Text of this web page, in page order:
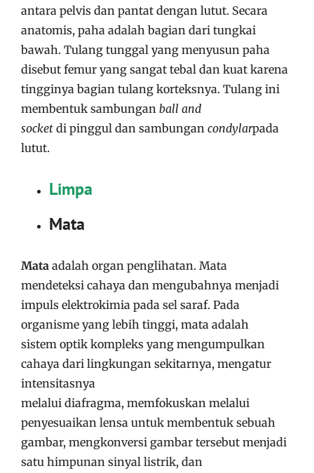
antara pelvis dan pantat dengan lutut. Secara
anatomis, paha adalah bagian dari tungkai
bawah. Tulang tunggal yang menyusun paha
disebut femur yang sangat tebal dan kuat karena
tingginya bagian tulang korteksnya. Tulang ini
membentuk sambungan ball and
socket di pinggul dan sambungan condylarpada
lutut.
Limpa
Mata
Mata adalah organ penglihatan. Mata
mendeteksi cahaya dan mengubahnya menjadi
impuls elektrokimia pada sel saraf. Pada
organisme yang lebih tinggi, mata adalah
sistem optik kompleks yang mengumpulkan
cahaya dari lingkungan sekitarnya, mengatur
intensitasnya
melalui diafragma, memfokuskan melalui
penyesuaikan lensa untuk membentuk sebuah
gambar, mengkonversi gambar tersebut menjadi
satu himpunan sinyal listrik, dan